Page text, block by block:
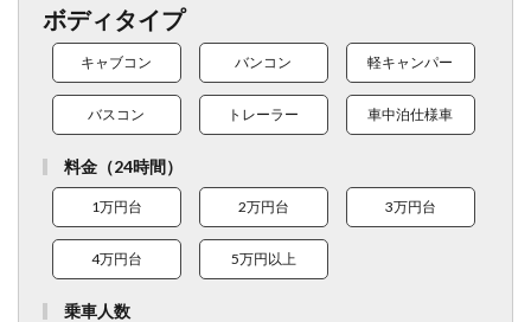
ボディタイプ
キャブコン バンコン 軽キャンパー
バスコン トレーラー 車中泊仕様車
料金（24時間）
1万円台 2万円台 3万円台
4万円台 5万円以上
乗車人数